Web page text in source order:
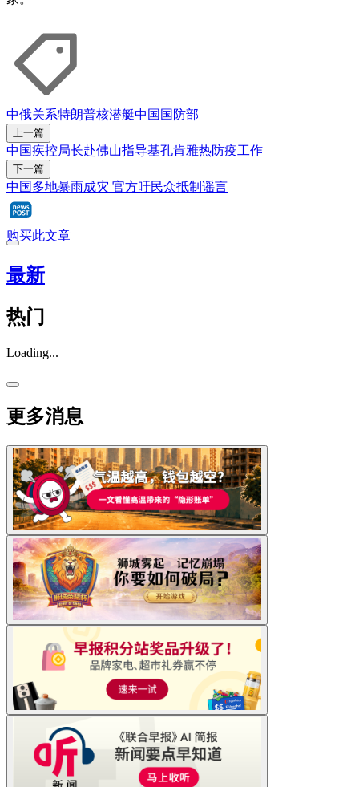
中俄关系特朗普核潜艇中国国防部
上一篇
中国疾控局长赴佛山指导基孔肯雅热防疫工作
下一篇
中国多地暴雨成灾 官方吁民众抵制谣言
购买此文章
最新
热门
Loading...
更多消息